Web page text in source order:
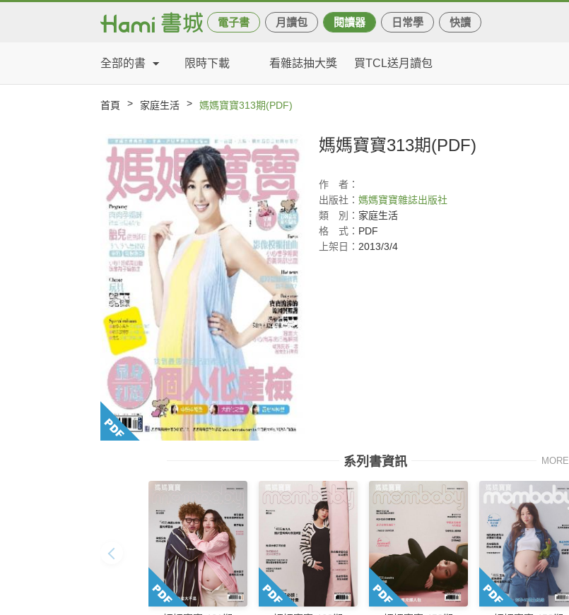
電子書 月讀包 閱讀器 日常學 快讀
全部的書 限時下載 看雜誌抽大獎 買TCL送月讀包
首頁 > 家庭生活 > 媽媽寶寶313期(PDF)
媽媽寶寶313期(PDF)
作
者：
出版社： 媽媽寶寶雜誌出版社
類
別： 家庭生活
格
式： PDF
上架日： 2013/3/4
系列書資訊 MORE